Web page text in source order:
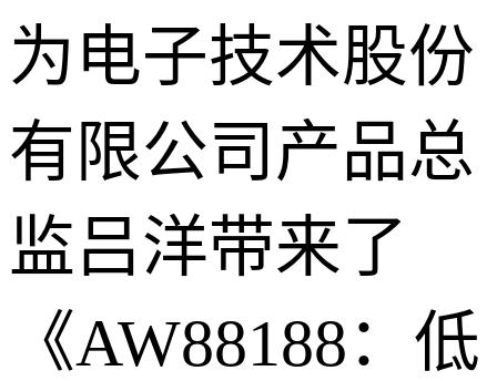
为电子技术股份
有限公司产品总
监吕洋带来了
《AW88188：低